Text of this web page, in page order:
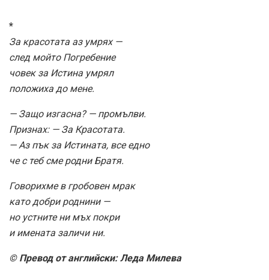
*
За красотата аз умрях —
след мойто Погребение
човек за Истина умрял
положиха до мене.
— Защо изгасна? — промълви.
Признах: — За Красотата.
— Аз пък за Истината, все едно
че с теб сме родни Братя.
Говорихме в гробовен мрак
като добри роднини —
но устните ни мъх покри
и имената заличи ни.
© Превод от английски: Леда Милева